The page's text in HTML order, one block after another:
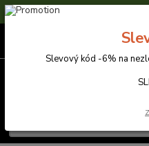
Sleva 6% na
Slevový kód -6% na